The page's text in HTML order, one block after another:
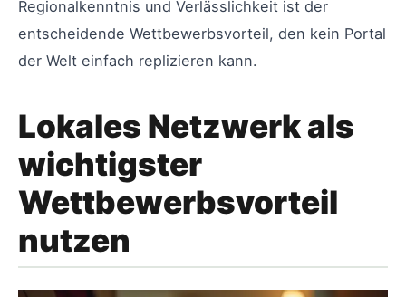
Regionalkenntnis und Verlässlichkeit ist der
entscheidende Wettbewerbsvorteil, den kein Portal
der Welt einfach replizieren kann.
Lokales Netzwerk als
wichtigster
Wettbewerbsvorteil
nutzen